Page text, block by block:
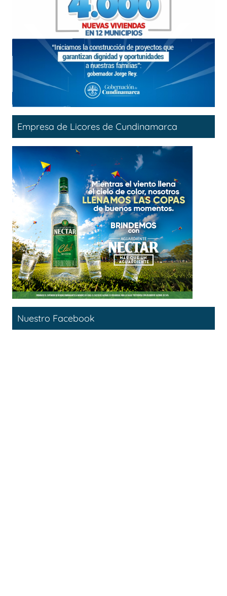
Empresa de Licores de Cundinamarca
Nuestro Facebook